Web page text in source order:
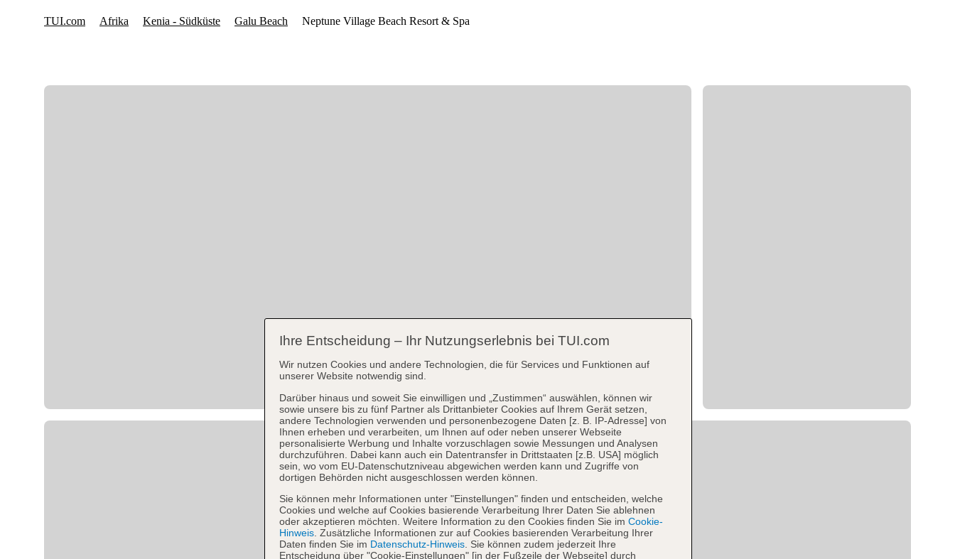
Ihre Entscheidung – Ihr Nutzungserlebnis bei TUI.com
Wir nutzen Cookies und andere Technologien, die für Services und Funktionen auf
unserer Website notwendig sind.
Darüber hinaus und soweit Sie einwilligen und „Zustimmen“ auswählen, können wir
sowie unsere bis zu fünf Partner als Drittanbieter Cookies auf Ihrem Gerät setzen,
andere Technologien verwenden und personenbezogene Daten [z. B. IP-Adresse] von
Ihnen erheben und verarbeiten, um Ihnen auf oder neben unserer Webseite
personalisierte Werbung und Inhalte vorzuschlagen sowie Messungen und Analysen
durchzuführen. Dabei kann auch ein Datentransfer in Drittstaaten [z.B. USA] möglich
sein, wo vom EU-Datenschutzniveau abgewichen werden kann und Zugriffe von
dortigen Behörden nicht ausgeschlossen werden können.
Sie können mehr Informationen unter "Einstellungen" finden und entscheiden, welche
Cookies und welche auf Cookies basierende Verarbeitung Ihrer Daten Sie ablehnen
oder akzeptieren möchten. Weitere Information zu den Cookies finden Sie im Cookie-
Hinweis . Zusätzliche Informationen zur auf Cookies basierenden Verarbeitung Ihrer
Daten finden Sie im Datenschutz-Hinweis . Sie können zudem jederzeit Ihre
Entscheidung über "Cookie-Einstellungen" [in der Fußzeile der Webseite] durch